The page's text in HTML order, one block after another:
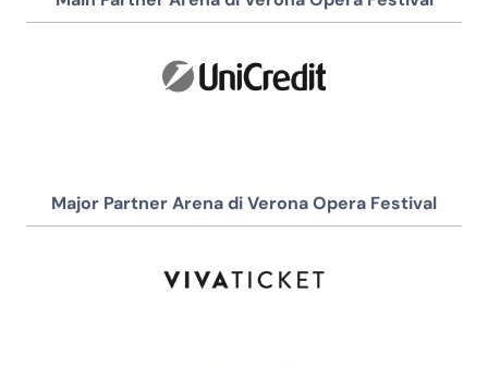
Major Partner Arena di Verona Opera Festival